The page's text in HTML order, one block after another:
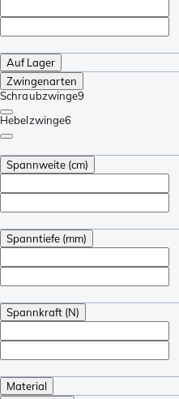
Auf Lager
Zwingenarten
Schraubzwinge9
Hebelzwinge6
Spannweite (cm)
Spanntiefe (mm)
Spannkraft (N)
Material